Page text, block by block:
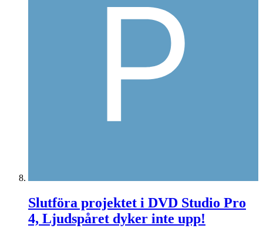
Slutföra projektet i DVD Studio Pro
4, Ljudspåret dyker inte upp!